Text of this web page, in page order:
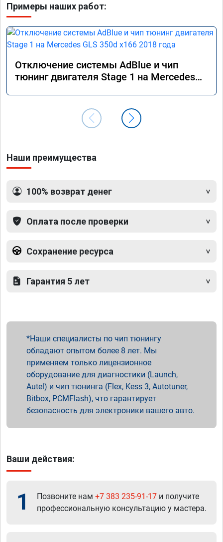
Примеры наших работ:
Отключение системы AdBlue и чип
тюнинг двигателя Stage 1 на Mercedes
Наши преимущества
100% возврат денег
Оплата после проверки
Сохранение ресурса
Гарантия 5 лет
Наши специалисты по чип тюнингу
обладают опытом более 8 лет. Мы
применяем только лицензионное
оборудование для диагностики (Launch,
Autel) и чип тюнинга (Flex, Kess 3, Autotuner,
Bitbox, PCMFlash), что гарантирует
безопасность для электроники вашего авто.
Ваши действия:
1 Позвоните нам +7 383 235-91-17 и получите
профессиональную консультацию у мастера.